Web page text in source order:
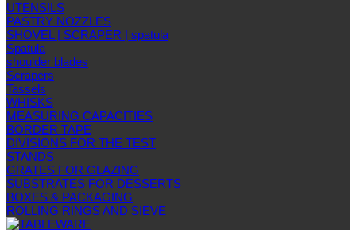
UTENSILS
PASTRY NOZZLES
SHOVEL | SCRAPER | spatula
Spatula
shoulder blades
Scrapers
Tassels
WHISKS
MEASURING CAPACITIES
BORDER TAPE
DIVISIONS FOR THE TEST
STANDS
GRATES FOR GLAZING
SUBSTRATES FOR DESSERTS
BOXES & PACKAGING
ROLLING RINGS AND SIEVE